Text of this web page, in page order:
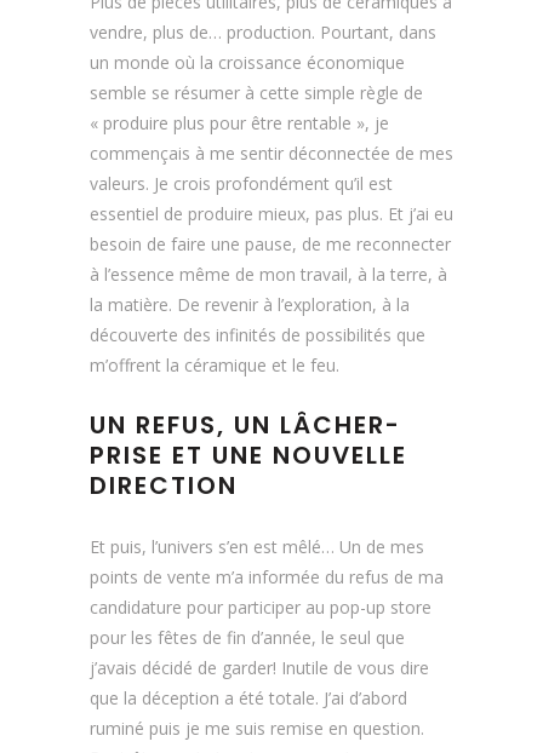
vendre, plus de… production. Pourtant, dans
un monde où la croissance économique
semble se résumer à cette simple règle de
« produire plus pour être rentable », je
commençais à me sentir déconnectée de mes
valeurs. Je crois profondément qu’il est
essentiel de produire mieux, pas plus. Et j’ai eu
besoin de faire une pause, de me reconnecter
à l’essence même de mon travail, à la terre, à
la matière. De revenir à l’exploration, à la
découverte des infinités de possibilités que
m’offrent la céramique et le feu.
UN REFUS, UN LÂCHER-
PRISE ET UNE NOUVELLE
DIRECTION
Et puis, l’univers s’en est mêlé… Un de mes
points de vente m’a informée du refus de ma
candidature pour participer au pop-up store
pour les fêtes de fin d’année, le seul que
j’avais décidé de garder! Inutile de vous dire
que la déception a été totale. J’ai d’abord
ruminé puis je me suis remise en question.